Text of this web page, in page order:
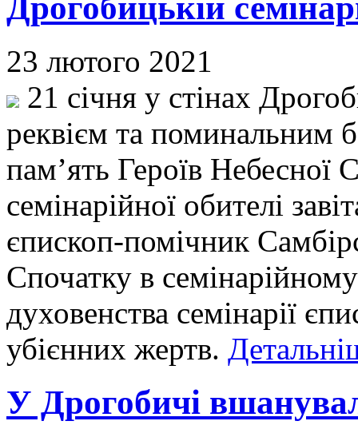
Дрогобицькій
23 лютого 2021
21 січня у стінах
реквієм та поминальним
пам’ять Героїв Небесної
семінарійної обителі
єпископ-помічник
Спочатку в
духовенства семінарії
убієнних жертв.
У Дрогобичі